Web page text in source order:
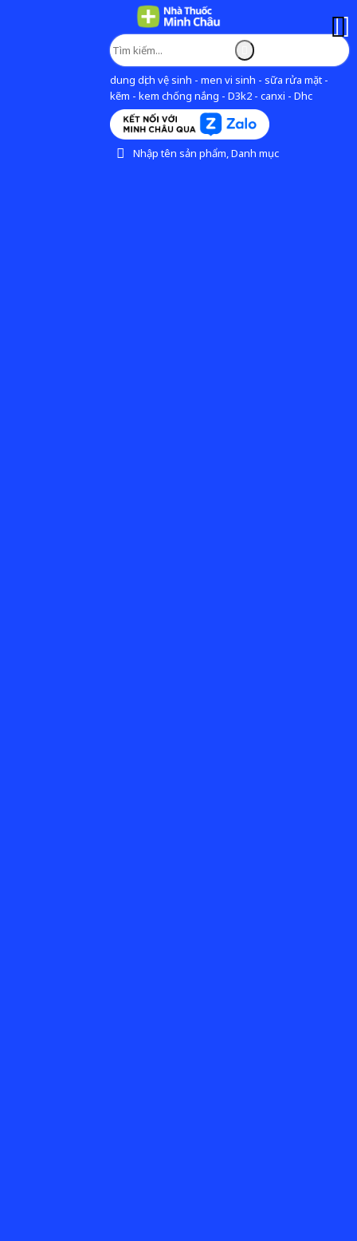
dung dịch vệ sinh - men vi sinh - sữa rửa mặt -
kẽm - kem chống nắng - D3k2 - canxi - Dhc
Nhập tên sản phẩm, Danh mục